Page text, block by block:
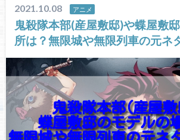
2021.10.08 アニメ
鬼殺隊本部(産屋敷邸)や蝶屋敷
所は？無限城や無限列車の元ネ